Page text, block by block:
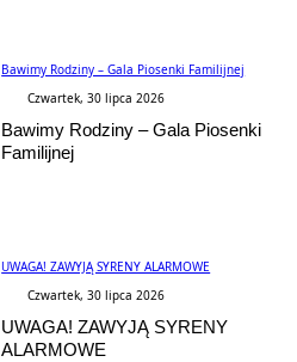
Bawimy Rodziny – Gala Piosenki Familijnej
Czwartek, 30 lipca 2026
Bawimy Rodziny – Gala Piosenki
Familijnej
UWAGA! ZAWYJĄ SYRENY ALARMOWE
Czwartek, 30 lipca 2026
UWAGA! ZAWYJĄ SYRENY
ALARMOWE